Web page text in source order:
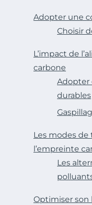
Adopter une
Choisir
L’impact de
carbone
Adopter
durables
Les modes
l’empreinte
Les
Optimiser